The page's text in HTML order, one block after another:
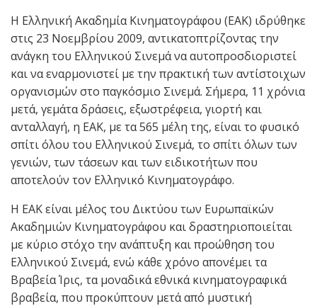
Η Ελληνική Ακαδημία Κινηματογράφου (ΕΑΚ) ιδρύθηκε
στις 23 Νοεμβρίου 2009, αντικατοπτρίζοντας την
ανάγκη του Ελληνικού Σινεμά να αυτοπροσδιοριστεί
και να εναρμονιστεί με την πρακτική των αντίστοιχων
οργανισμών στο παγκόσμιο Σινεμά. Σήμερα, 11 χρόνια
μετά, γεμάτα δράσεις, εξωστρέφεια, γιορτή και
ανταλλαγή, η ΕΑΚ, με τα 565 μέλη της, είναι το φυσικό
σπίτι όλου του Ελληνικού Σινεμά, το σπίτι όλων των
γενιών, των τάσεων και των ειδικοτήτων που
αποτελούν τον Ελληνικό Κινηματογράφο.
Η ΕΑΚ είναι μέλος του Δικτύου των Ευρωπαϊκών
Ακαδημιών Κινηματογράφου και δραστηριοποιείται
με κύριο στόχο την ανάπτυξη και προώθηση του
Ελληνικού Σινεμά, ενώ κάθε χρόνο απονέμει τα
Βραβεία Ίρις, τα μοναδικά εθνικά κινηματογραφικά
βραβεία, που προκύπτουν μετά από μυστική